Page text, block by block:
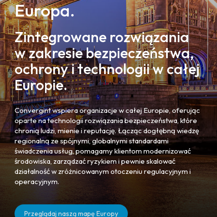
Europa.
Zintegrowane rozwiązania
w zakresie bezpieczeństwa,
ochrony i technologii w całej
Europie.
Convergint wspiera organizacje w całej Europie, oferując
oparte na technologii rozwiązania bezpieczeństwa, które
chronią ludzi, mienie i reputację. Łącząc dogłębną wiedzę
regionalną ze spójnymi, globalnymi standardami
świadczenia usług, pomagamy klientom modernizować
środowiska, zarządzać ryzykiem i pewnie skalować
działalność w zróżnicowanym otoczeniu regulacyjnym i
operacyjnym.
Przeglądaj naszą mapę Europy